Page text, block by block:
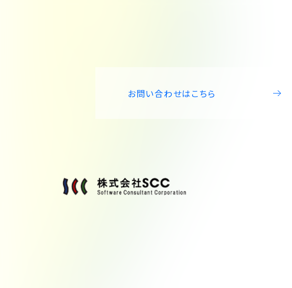
お問い合わせはこちら